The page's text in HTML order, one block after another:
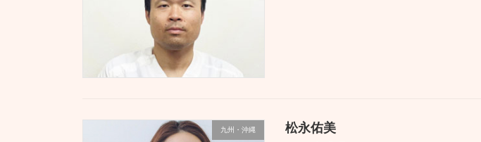
九州・沖縄 松永佑美